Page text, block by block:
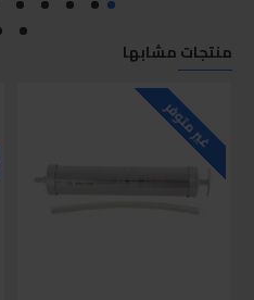
منتجات مشابها
غير متوفر